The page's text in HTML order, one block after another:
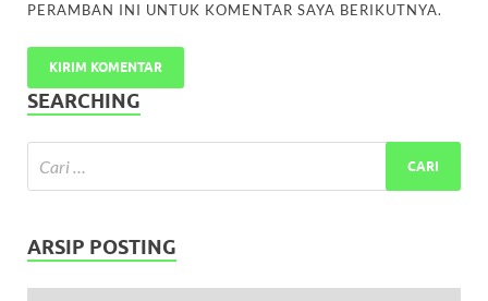
PERAMBAN INI UNTUK KOMENTAR SAYA BERIKUTNYA.
SEARCHING
ARSIP POSTING